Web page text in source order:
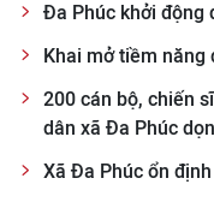
ENGLISH
中文
FRANÇAIS
Đa Phúc khởi động
Khai mở tiềm năng
200 cán bộ, chiến
dân xã Đa Phúc
Xã Đa Phúc ổn